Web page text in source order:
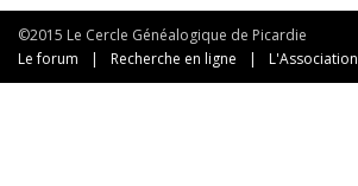
©2015 Le Cercle Généalogique de Picardie
Le forum
| Recherche en ligne | L'Association